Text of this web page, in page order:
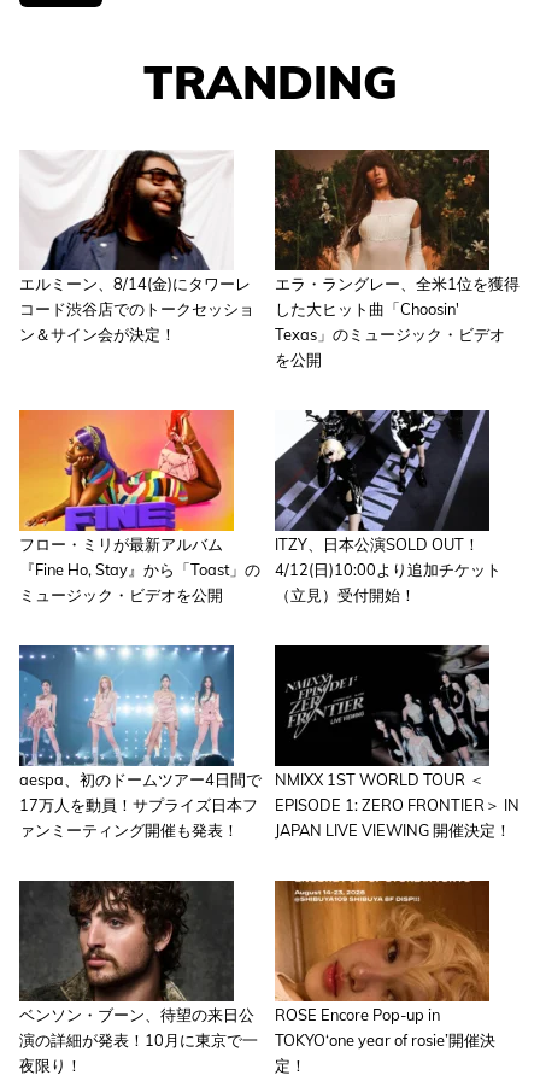
TRANDING
エルミーン、8/14(金)にタワーレ
コード渋谷店でのトークセッショ
ン＆サイン会が決定！
エラ・ラングレー、全米1位を獲得
した大ヒット曲「Choosin'
Texas」のミュージック・ビデオ
を公開
フロー・ミリが最新アルバム
『Fine Ho, Stay』から「Toast」の
ミュージック・ビデオを公開
ITZY、日本公演SOLD OUT！
4/12(日)10:00より追加チケット
（立見）受付開始！
aespa、初のドームツアー4日間で
17万人を動員！サプライズ日本フ
ァンミーティング開催も発表！
NMIXX 1ST WORLD TOUR ＜
EPISODE 1: ZERO FRONTIER＞ IN
JAPAN LIVE VIEWING 開催決定！
ベンソン・ブーン、待望の来日公
演の詳細が発表！10月に東京で一
夜限り！
ROSE Encore Pop-up in
TOKYO‘one year of rosie’開催決
定！